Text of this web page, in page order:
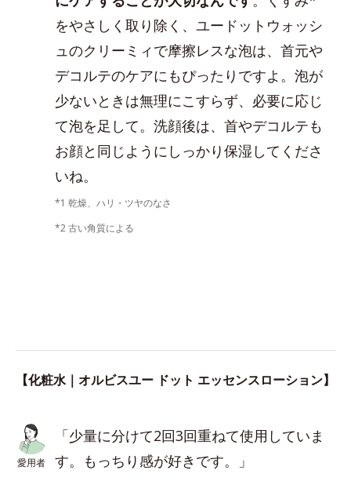
をやさしく取り除く、ユードットウォッシ
ュのクリーミィで摩擦レスな泡は、首元や
デコルテのケアにもぴったりですよ。泡が
少ないときは無理にこすらず、必要に応じ
て泡を足して。洗顔後は、首やデコルテも
お顔と同じようにしっかり保湿してくださ
いね。
*1 乾燥、ハリ・ツヤのなさ
*2 古い角質による
【化粧水｜オルビスユー ドット エッセンスローション】
愛用者
「少量に分けて2回3回重ねて使用していま
す。もっちり感が好きです。」